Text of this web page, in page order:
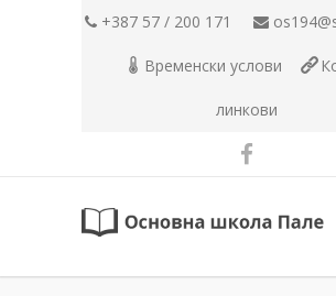
+387 57 / 200 171
Временски услови
линкови